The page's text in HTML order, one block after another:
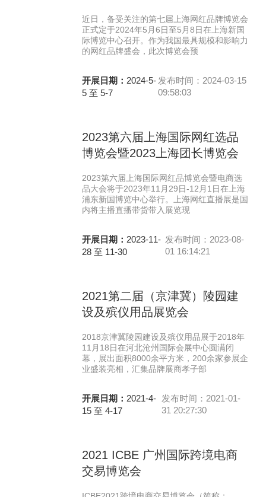
近日，备受关注的第七届上海网红品牌博览会
正式定于2024年5月6日至5月8日在上海新国
际博览中心召开。作为我国最具规模和影响力
的网红品牌盛会，此次博览会预
开展日期： 2024-5-
5 至 5-7
发布时间：2024-03-15
09:58:03
2023第六届上海国际网红选品
博览会暨2023上海团长博览会
2023第六届上海国际网红品博览会暨电商选
品大会将于2023年11月29日-12月1日在上海
浦东新国博览中心举行。上海网红直播展是国
内将主播直播带货带入展览现
开展日期： 2023-11-
28 至 11-30
发布时间：2023-08-
01 16:14:21
2021第二届（京津冀）陵园建
设及殡仪用品展览会
2018京津冀陵园建设及殡仪用品展于2018年
11月18日在河北沧州国际会展中心圆满闭
幕，展出面积8000余平方米，200余家参展企
业盛装亮相，汇集品牌展商孝子部
开展日期： 2021-4-
15 至 4-17
发布时间：2021-01-
31 20:27:30
2021 ICBE 广州国际跨境电商
交易博览会